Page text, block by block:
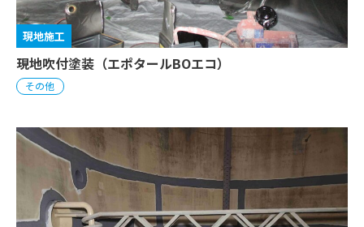
現地施工
現地吹付塗装（エポタールBOエコ）
その他